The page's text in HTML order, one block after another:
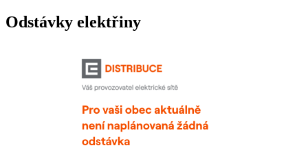
Odstávky elektřiny